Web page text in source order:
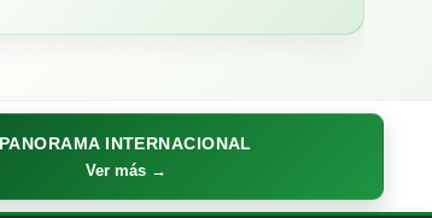
PANORAMA INTERNACIONAL
Ver más →